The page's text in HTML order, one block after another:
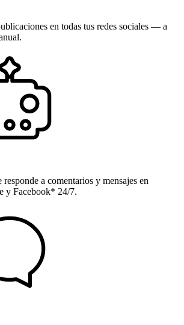
en todas tus redes sociales — a
a comentarios y mensajes en
y Facebook* 24/7.